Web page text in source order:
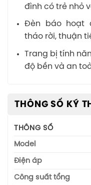
đình có trẻ nhỏ
Đèn báo hoạt
tháo rời, thuận
Trang bị tính
độ bền và an
THÔNG SỐ KỸ
THÔNG SỐ
Model
Điện áp
Công suất tổng